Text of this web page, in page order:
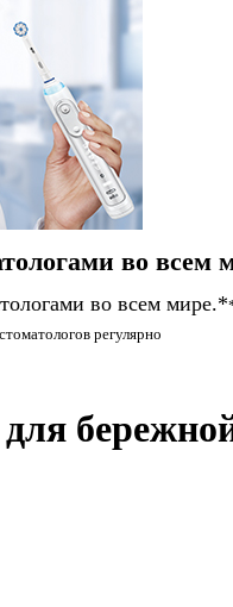
во всем
во всем мире.*
регулярно